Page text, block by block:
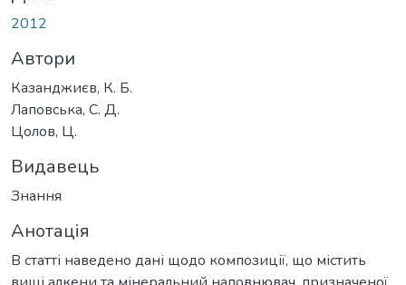
2012
Автори
Казанджиєв, К. Б.
Лаповська, С. Д.
Цолов, Ц.
Видавець
Знання
Анотація
В статті наведено дані щодо композиції, що містить